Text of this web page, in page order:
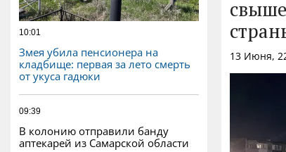
10:01
Змея убила пенсионера на
кладбище: первая за лето смерть
от укуса гадюки
09:39
В колонию отправили банду
аптекарей из Самарской области
13 Июня,